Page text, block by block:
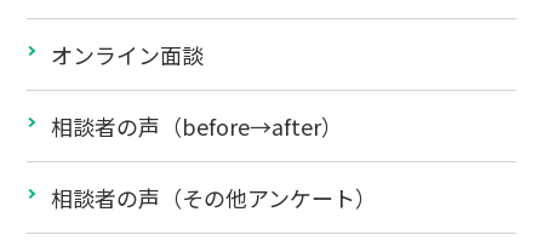
オンライン面談
相談者の声（before→after）
相談者の声（その他アンケート）